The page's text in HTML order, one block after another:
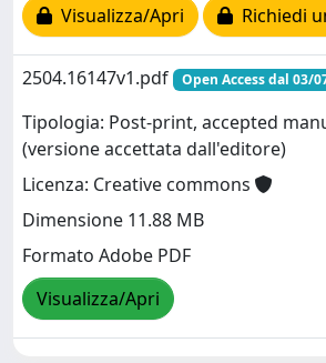
Visualizza/Apri
Richiedi
2504.16147v1.pdf Open Access dal 03/
Tipologia: Post-print, accepted
(versione accettata dall'editore)
Licenza: Creative commons
Dimensione 11.88 MB
Formato Adobe PDF
Visualizza/Apri